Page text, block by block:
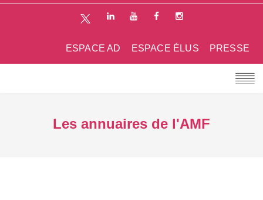
PRESSE
ESPACE ÉLUS
ESPACE AD
Les annuaires de l'AMF